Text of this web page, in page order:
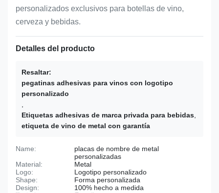
personalizados exclusivos para botellas de vino,
cerveza y bebidas.
Detalles del producto
Resaltar:
pegatinas adhesivas para vinos con logotipo
personalizado
Etiquetas adhesivas de marca privada para bebidas
etiqueta de vino de metal con garantía
Name:
placas de nombre de metal
personalizadas
Material:
Metal
Logo:
Logotipo personalizado
Shape:
Forma personalizada
Design:
100% hecho a medida